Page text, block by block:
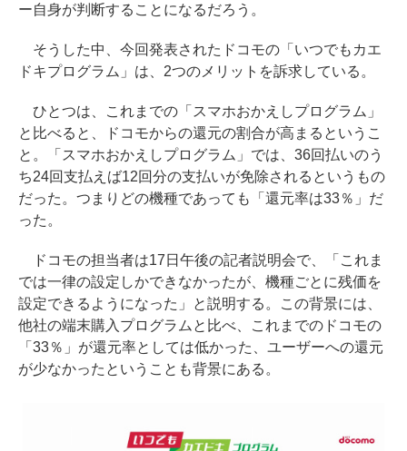
ー自身が判断することになるだろう。
そうした中、今回発表されたドコモの「いつでもカエ
ドキプログラム」は、2つのメリットを訴求している。
ひとつは、これまでの「スマホおかえしプログラム」
と比べると、ドコモからの還元の割合が高まるというこ
と。「スマホおかえしプログラム」では、36回払いのう
ち24回支払えば12回分の支払いが免除されるというもの
だった。つまりどの機種であっても「還元率は33％」だ
った。
ドコモの担当者は17日午後の記者説明会で、「これま
では一律の設定しかできなかったが、機種ごとに残価を
設定できるようになった」と説明する。この背景には、
他社の端末購入プログラムと比べ、これまでのドコモの
「33％」が還元率としては低かった、ユーザーへの還元
が少なかったということも背景にある。